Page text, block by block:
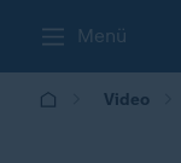
Menü
Video